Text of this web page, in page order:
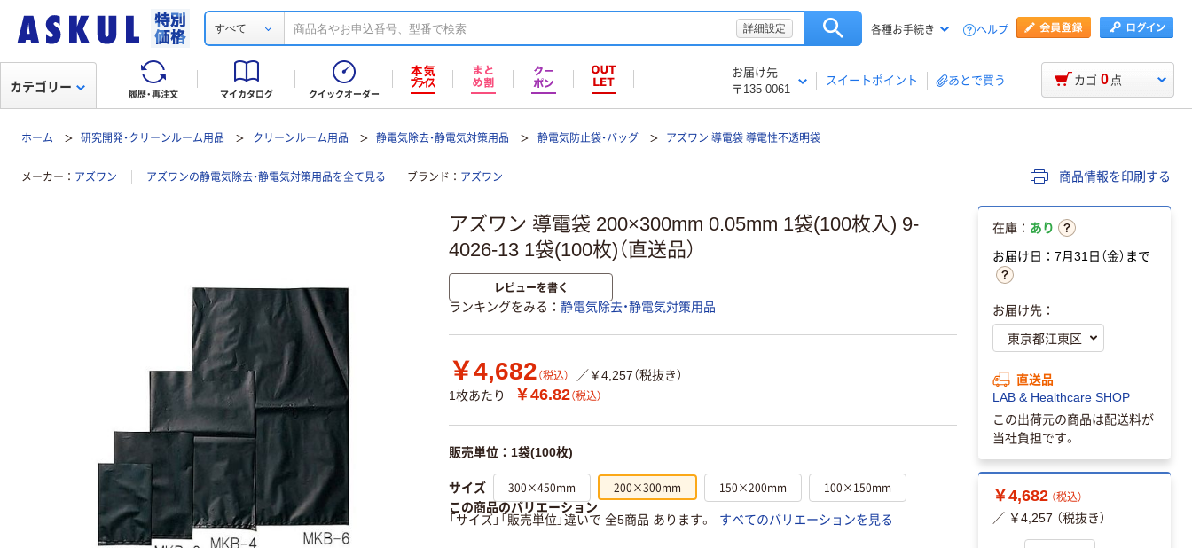
すべて 詳細設定 各種お手続き ヘルプ
履歴・再注文 マイカタログ クイックオーダー
お届け先
〒135-0061
スイートポイント あとで買う
カテゴリー カゴ 0 点
ホーム 研究開発・クリーンルーム用品 クリーンルーム用品 静電気除去・静電気対策用品 静電気防止袋・バッグ アズワン 導電袋 導電性不透明袋
メーカー アズワン アズワンの静電気除去・静電気対策用品を全て見る ブランド アズワン 商品情報を印刷する
アズワン 導電袋 200×300mm 0.05mm 1袋(100枚入) 9-
4026-13 1袋(100枚)（直送品）
レビューを書く
ランキングをみる 静電気除去・静電気対策用品
￥4,682 （税込）
／￥4,257（税抜き）
1枚あたり
￥46.82（税込）
販売単位：1袋(100枚)
サイズ 300×450mm 200×300mm 150×200mm 100×150mm
この商品のバリエーション
「サイズ」「販売単位」違いで 全5商品 あります。
すべてのバリエーションを見る
在庫： あり
お届け日：7月31日（金）まで
お届け先：
直送品
LAB & Healthcare SHOP
この出荷元の商品は配送料が
当社負担です。
￥4,682 （税込）
／ ￥4,257 （税抜き）